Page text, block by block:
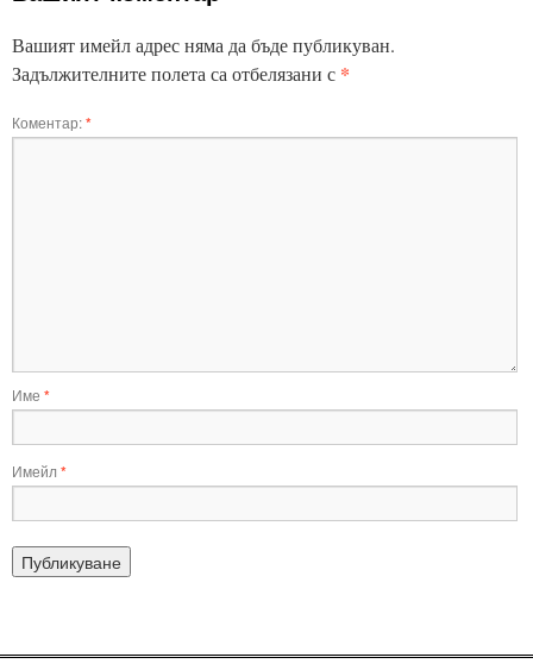
Вашият имейл адрес няма да бъде публикуван.
Задължителните полета са отбелязани с *
Коментар:*
Име *
Имейл*